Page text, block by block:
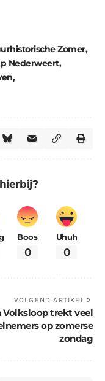
Zomer
Nederweert
Boos
0
Uhuh
0
VOLGEND ARTIKEL
Volksloop trekt veel
op zomerse
zondag